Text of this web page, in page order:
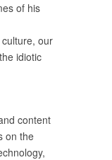
of his
our
idiotic
content
on the